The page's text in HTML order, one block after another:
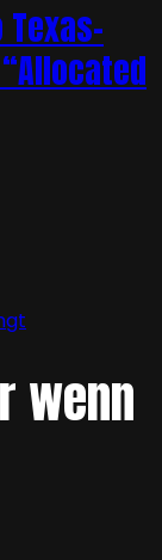
Texas-
wenn